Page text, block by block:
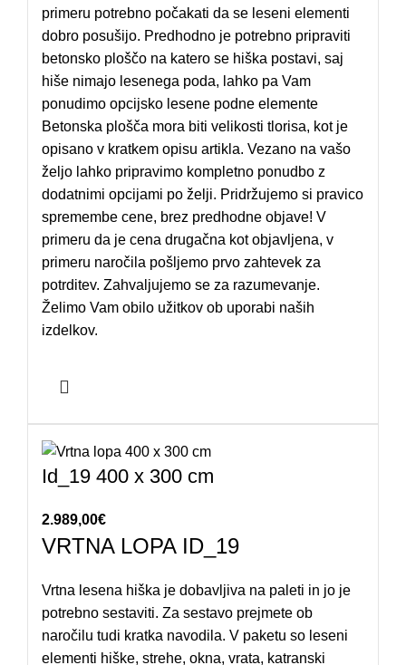
primeru potrebno počakati da se leseni elementi
dobro posušijo. Predhodno je potrebno pripraviti
betonsko ploščo na katero se hiška postavi, saj
hiše nimajo lesenega poda, lahko pa Vam
ponudimo opcijsko lesene podne elemente
Betonska plošča mora biti velikosti tlorisa, kot je
opisano v kratkem opisu artikla. Vezano na vašo
željo lahko pripravimo kompletno ponudbo z
dodatnimi opcijami po želji. Pridržujemo si pravico
spremembe cene, brez predhodne objave! V
primeru da je cena drugačna kot objavljena, v
primeru naročila pošljemo prvo zahtevek za
potrditev. Zahvaljujemo se za razumevanje.
Želimo Vam obilo užitkov ob uporabi naših
izdelkov.
Id_19 400 x 300 cm
2.989,00€
VRTNA LOPA ID_19
Vrtna lesena hiška je dobavljiva na paleti in jo je
potrebno sestaviti. Za sestavo prejmete ob
naročilu tudi kratka navodila. V paketu so leseni
elementi hiške, strehe, okna, vrata, katranski